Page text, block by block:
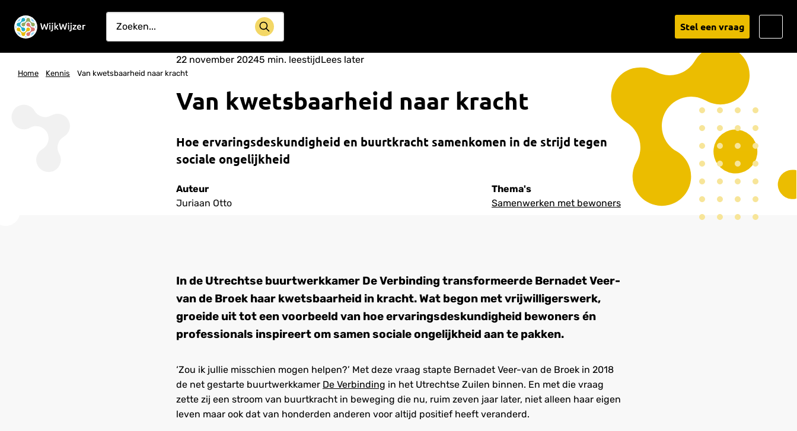
Stel een vraag
to
Home Kennis Van kwetsbaarheid naar kracht
22 november 20245 min. leestijdLees later
Van kwetsbaarheid naar kracht
Hoe ervaringsdeskundigheid en buurtkracht samenkomen in de strijd tegen
sociale ongelijkheid
Auteur
Juriaan Otto
Thema's
Samenwerken met bewoners
In de Utrechtse buurtwerkkamer De Verbinding transformeerde Bernadet Veer-
van de Broek haar kwetsbaarheid in kracht. Wat begon met vrijwilligerswerk,
groeide uit tot een voorbeeld van hoe ervaringsdeskundigheid bewoners én
professionals inspireert om samen sociale ongelijkheid aan te pakken.
‘Zou ik jullie misschien mogen helpen?’ Met deze vraag stapte Bernadet Veer-van de Broek in 2018
de net gestarte buurtwerkkamer De Verbinding in het Utrechtse Zuilen binnen. En met die vraag
zette zij een stroom van buurtkracht in beweging die nu, ruim zeven jaar later, niet alleen haar eigen
leven maar ook dat van honderden anderen voor altijd positief heeft veranderd.